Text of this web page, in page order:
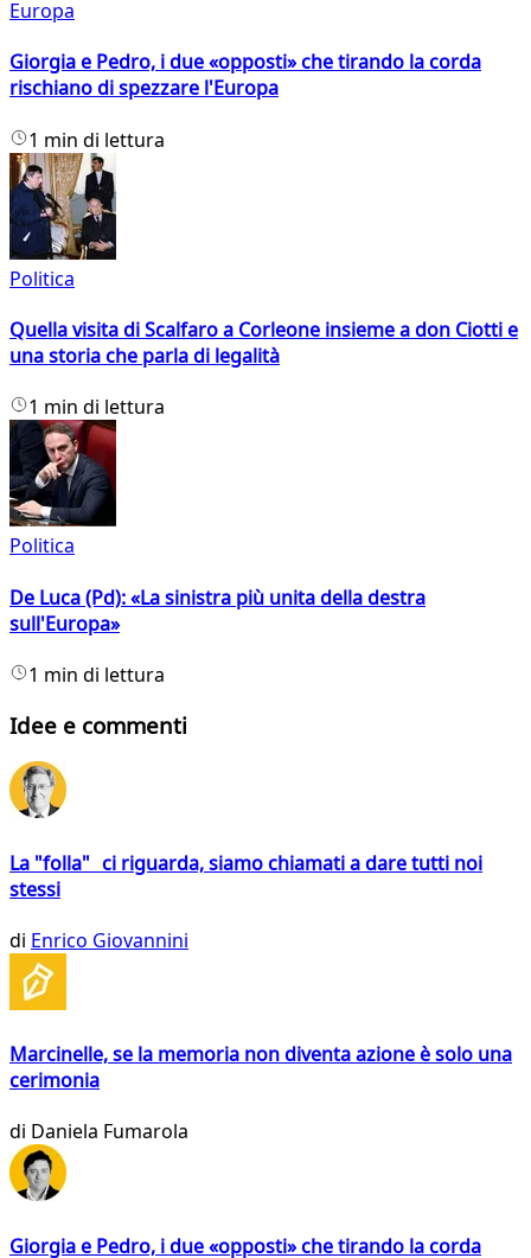
Europa
Giorgia e Pedro, i due «opposti» che tirando la corda
rischiano di spezzare l'Europa
1 min di lettura
Politica
Quella visita di Scalfaro a Corleone insieme a don Ciotti e
una storia che parla di legalità
1 min di lettura
Politica
De Luca (Pd): «La sinistra più unita della destra
sull'Europa»
1 min di lettura
Idee e commenti
La "folla" ci riguarda, siamo chiamati a dare tutti noi
stessi
di Enrico Giovannini
Marcinelle, se la memoria non diventa azione è solo una
cerimonia
di Daniela Fumarola
Giorgia e Pedro, i due «opposti» che tirando la corda